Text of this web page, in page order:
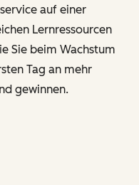
auf einer
Lernressourcen
Sie beim Wachstum
Tag an mehr
gewinnen.